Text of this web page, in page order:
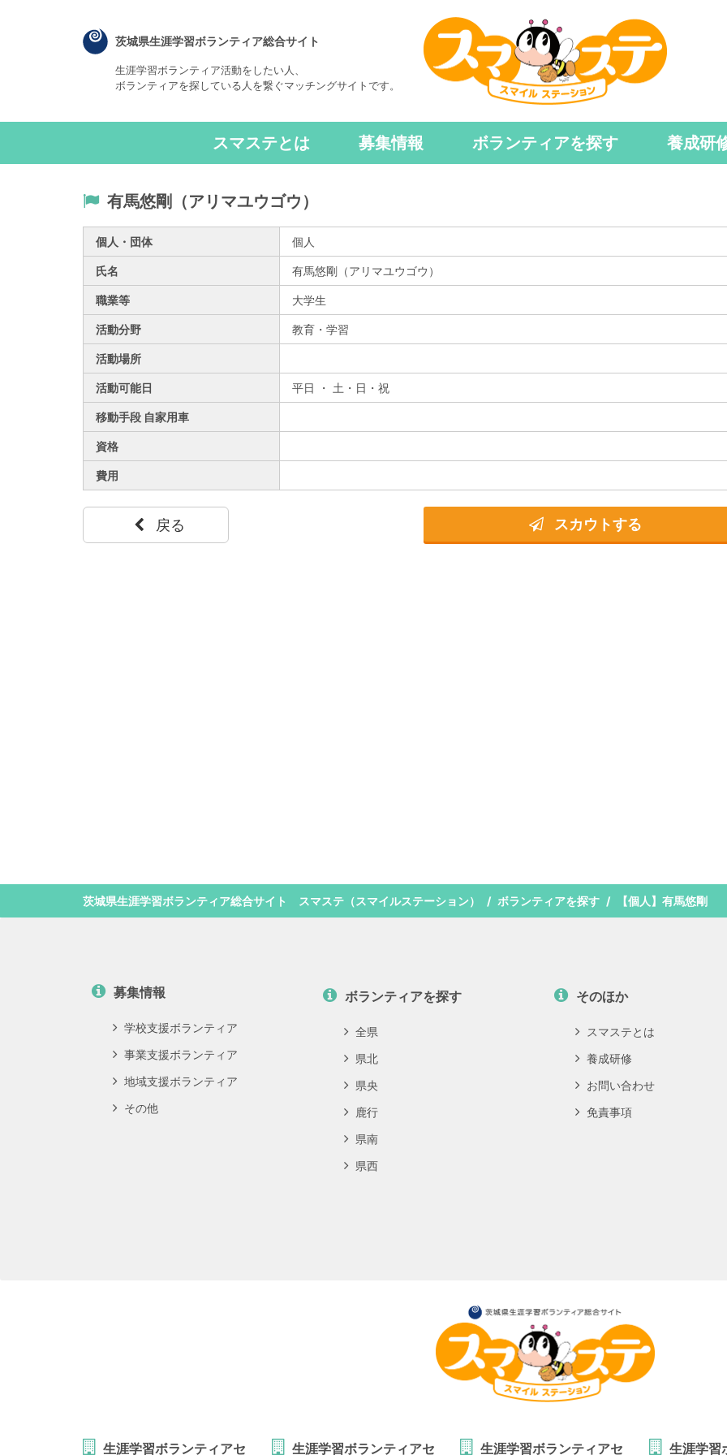
茨城県生涯学習ボランティア総合サイト
生涯学習ボランティア活動をしたい人、
ボランティアを探している人を繋ぐマッチングサイトです。
スマステとは 募集情報 ボランティアを探す 養成研
有馬悠剛（アリマユウゴウ）
個人・団体 個人
氏名 有馬悠剛（アリマユウゴウ）
職業等 大学生
活動分野 教育・学習
活動場所
活動可能日 平日 ・ 土・日・祝
移動手段 自家用車
資格
費用
戻る スカウトする
茨城県生涯学習ボランティア総合サイト スマステ（スマイルステーション） ボランティアを探す 【個人】有馬悠剛
募集情報
学校支援ボランティア
事業支援ボランティア
地域支援ボランティア
その他
ボランティアを探す
全県
県北
県央
鹿行
県南
県西
そのほか
スマステとは
養成研修
お問い合わせ
免責事項
生涯学習ボランティアセ 生涯学習ボランティアセ 生涯学習ボランティアセ 生涯学習